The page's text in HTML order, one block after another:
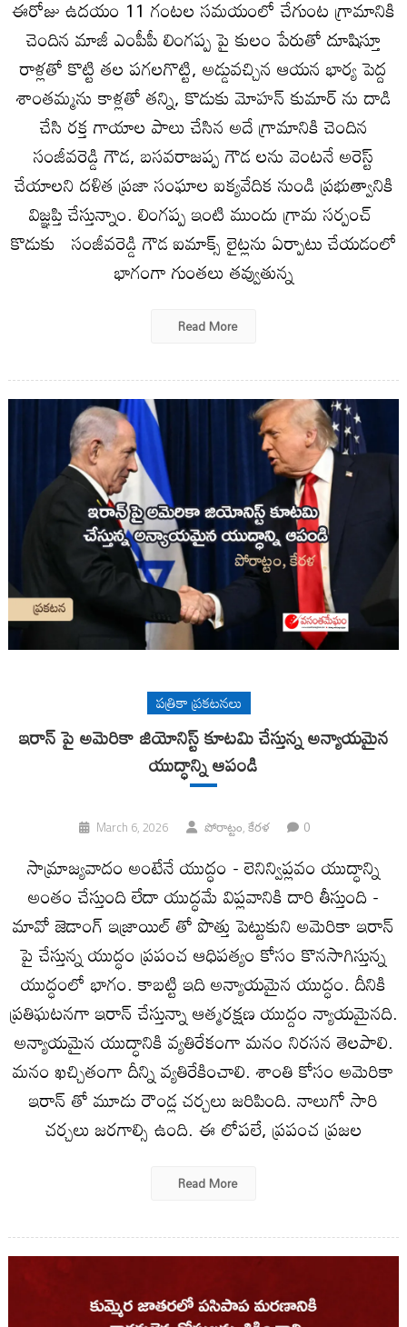
ఈరోజు ఉదయం 11 గంటల సమయంలో చేగుంట గ్రామానికి
చెందిన మాజీ ఎంపీపీ లింగప్ప పై కులం పేరుతో దూషిస్తూ
రాళ్లతో కొట్టి తల పగలగొట్టి, అడ్డువచ్చిన ఆయన భార్య పెద్ద
శాంతమ్మను కాళ్లతో తన్ని, కొడుకు మోహన్ కుమార్ ను దాడి
చేసి రక్త గాయాల పాలు చేసిన అదే గ్రామానికి చెందిన
సంజీవరెడ్డి గౌడ, బసవరాజప్ప గౌడ లను వెంటనే అరెస్ట్
చేయాలని దళిత ప్రజా సంఘాల ఐక్యవేదిక నుండి ప్రభుత్వానికి
విజ్ఞప్తి చేస్తున్నాం. లింగప్ప ఇంటి ముందు గ్రామ సర్పంచ్
కొడుకు సంజీవరెడ్డి గౌడ ఐమాక్స్ లైట్లను ఏర్పాటు చేయడంలో
భాగంగా గుంతలు తవ్వుతున్న
Read More
పత్రికా ప్రకటనలు
ఇరాన్ పై అమెరికా జియోనిస్ట్ కూటమి చేస్తున్న అన్యాయమైన
యుద్ధాన్ని ఆపండి
March 6, 2026 పోరాట్టం, కేర‌ళ 0
సామ్రాజ్యవాదం అంటేనే యుద్ధం - లెనిన్విప్లవం యుద్ధాన్ని
అంతం చేస్తుంది లేదా యుద్ధమే విప్లవానికి దారి తీస్తుంది -
మావో జెడాంగ్ ఇజ్రాయిల్ తో పొత్తు పెట్టుకుని అమెరికా ఇరాన్
పై చేస్తున్న యుద్ధం ప్రపంచ ఆధిపత్యం కోసం కొన‌సాగిస్తున్న
యుద్ధంలో భాగం. కాబట్టి ఇది అన్యాయమైన యుద్ధం. దీనికి
ప్రతిఘటనగా ఇరాన్ చేస్తున్నా ఆత్మరక్షణ యుద్దం న్యాయమైనది.
అన్యాయమైన యుద్ధానికి వ్యతిరేకంగా మనం నిరసన తెలపాలి.
మనం ఖచ్చితంగా దీన్ని వ్యతిరేకించాలి. శాంతి కోసం అమెరికా
ఇరాన్ తో మూడు రౌండ్ల చర్చలు జరిపింది. నాలుగో సారి
చర్చలు జరగాల్సి ఉంది. ఈ లోపలే, ప్రపంచ ప్రజల
Read More